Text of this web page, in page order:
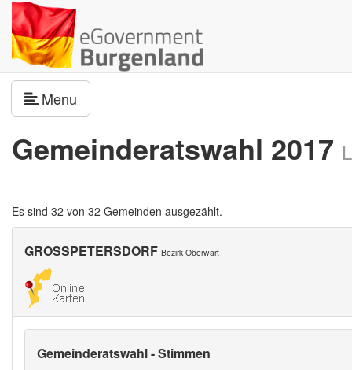
Menu
Gemeinderatswahl 2017
Es sind 32 von 32 Gemeinden ausgezählt.
GROSSPETERSDORF Bezirk Oberwart
Gemeinderatswahl - Stimmen